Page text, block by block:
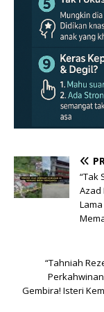
“Tak
Azad
“Tahniah
Gembira! Isteri